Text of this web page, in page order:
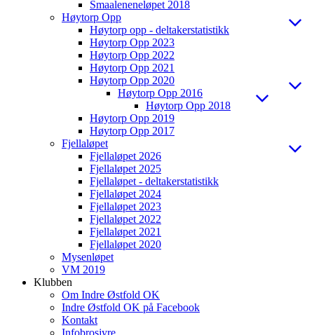
Smaaleneneløpet 2018
Høytorp Opp
Høytorp opp - deltakerstatistikk
Høytorp Opp 2023
Høytorp Opp 2022
Høytorp Opp 2021
Høytorp Opp 2020
Høytorp Opp 2016
Høytorp Opp 2018
Høytorp Opp 2019
Høytorp Opp 2017
Fjellaløpet
Fjellaløpet 2026
Fjellaløpet 2025
Fjellaløpet - deltakerstatistikk
Fjellaløpet 2024
Fjellaløpet 2023
Fjellaløpet 2022
Fjellaløpet 2021
Fjellaløpet 2020
Mysenløpet
VM 2019
Klubben
Om Indre Østfold OK
Indre Østfold OK på Facebook
Kontakt
Infobrosjyre